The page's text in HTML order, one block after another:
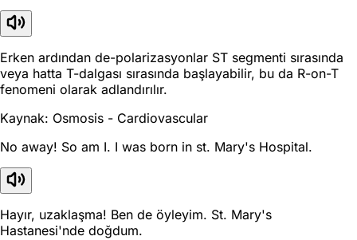
Erken ardından de-polarizasyonlar ST segmenti sırasında
veya hatta T-dalgası sırasında başlayabilir, bu da R-on-T
fenomeni olarak adlandırılır.
Kaynak: Osmosis - Cardiovascular
No away! So am I. I was born in st. Mary's Hospital.
Hayır, uzaklaşma! Ben de öyleyim. St. Mary's
Hastanesi'nde doğdum.